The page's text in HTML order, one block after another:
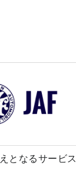
となるサービス